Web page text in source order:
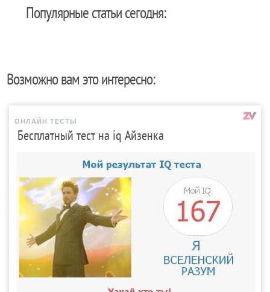
Популярные статьи сегодня:
Возможно вам это интересно:
ОНЛАЙН ТЕСТЫ
Бесплатный тест на iq Айзенка